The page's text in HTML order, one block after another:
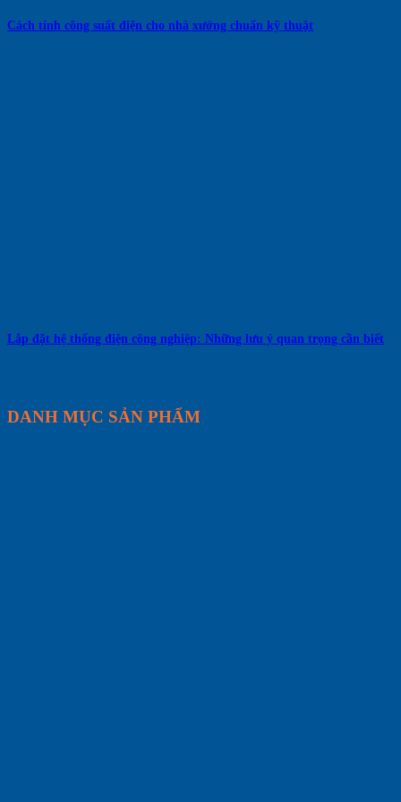
Cách tính công suất điện cho nhà xưởng chuẩn kỹ thuật
Lắp đặt hệ thống điện công nghiệp: Những lưu ý quan trọng cần biết
DANH MỤC SẢN PHẨM